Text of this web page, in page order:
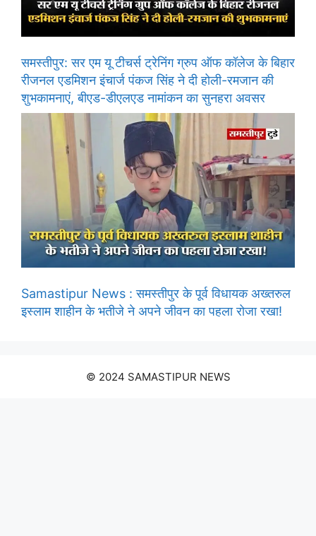
समस्तीपुर: सर एम यू टीचर्स ट्रेनिंग ग्रुप ऑफ कॉलेज के बिहार
रीजनल एडमिशन इंचार्ज पंकज सिंह ने दी होली-रमजान की
शुभकामनाएं, बीएड-डीएलएड नामांकन का सुनहरा अवसर
Samastipur News : समस्तीपुर के पूर्व विधायक अख्तरुल
इस्लाम शाहीन के भतीजे ने अपने जीवन का पहला रोजा रखा!
© 2024 SAMASTIPUR NEWS